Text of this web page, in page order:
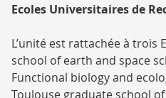
Ecoles Universitaires de
L’unité est rattachée à trois
school of earth and space
Functional biology and
Toulouse graduate school